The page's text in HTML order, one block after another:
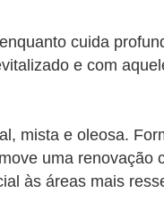
cuida
e com
mista e oleosa.
uma renovação
às áreas mais